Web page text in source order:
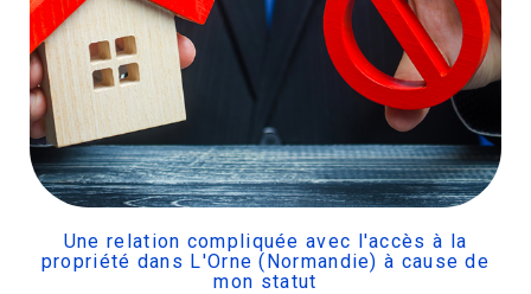
Une relation compliquée avec l'accès à la
propriété dans L'Orne (Normandie) à cause de
mon statut